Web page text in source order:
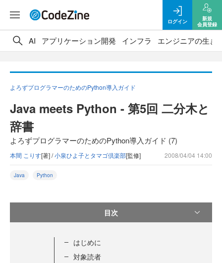
ログイン
新規
会員登録
AI アプリケーション開発 インフラ エンジニアの生き
よろずプログラマーのためのPython導入ガイド
Java meets Python - 第5回 二分木と
辞書
よろずプログラマーのためのPython導入ガイド (7)
本間 こりす[著] /小泉ひよ子とタマゴ倶楽部[監修] 2008/04/04 14:00
Java Python
目次
はじめに
対象読者